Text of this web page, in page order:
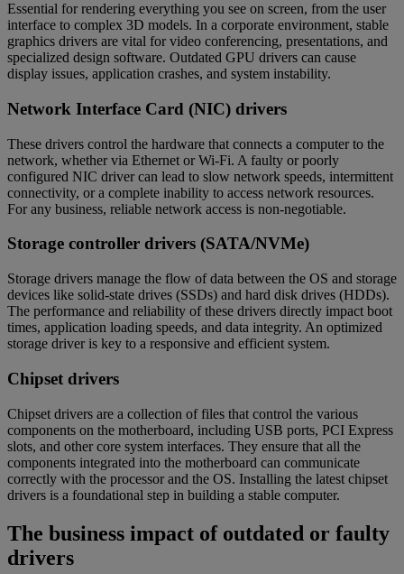
Essential for rendering everything you see on screen, from the user
interface to complex 3D models. In a corporate environment, stable
graphics drivers are vital for video conferencing, presentations, and
specialized design software. Outdated GPU drivers can cause
display issues, application crashes, and system instability.
Network Interface Card (NIC) drivers
These drivers control the hardware that connects a computer to the
network, whether via Ethernet or Wi-Fi. A faulty or poorly
configured NIC driver can lead to slow network speeds, intermittent
connectivity, or a complete inability to access network resources.
For any business, reliable network access is non-negotiable.
Storage controller drivers (SATA/NVMe)
Storage drivers manage the flow of data between the OS and storage
devices like solid-state drives (SSDs) and hard disk drives (HDDs).
The performance and reliability of these drivers directly impact boot
times, application loading speeds, and data integrity. An optimized
storage driver is key to a responsive and efficient system.
Chipset drivers
Chipset drivers are a collection of files that control the various
components on the motherboard, including USB ports, PCI Express
slots, and other core system interfaces. They ensure that all the
components integrated into the motherboard can communicate
correctly with the processor and the OS. Installing the latest chipset
drivers is a foundational step in building a stable computer.
The business impact of outdated or faulty
drivers